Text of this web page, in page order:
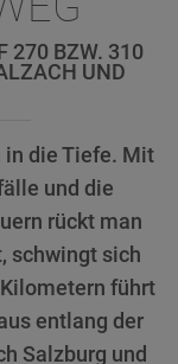
270 BZW. 310
UND
in die Tiefe. Mit
und die
rückt man
schwingt sich
führt
entlang der
Salzburg und